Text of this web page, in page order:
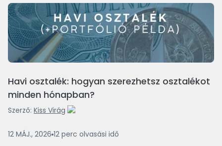
Havi osztalék: hogyan szerezhetsz osztalékot
minden hónapban?
Szerző: Kiss Virág
12 MÁJ., 2026 12 perc olvasási idő